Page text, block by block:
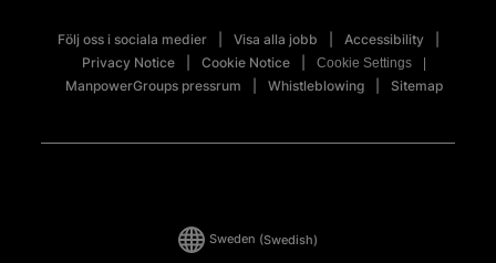
Följ oss i sociala medier Visa alla jobb
Accessibility
Privacy Notice
Cookie Notice Cookie Settings
ManpowerGroups pressrum Whistleblowing Sitemap
Sweden (Swedish)